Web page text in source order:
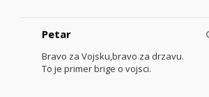
Petar
Bravo za Vojsku,bravo za drzavu.
To je primer brige o vojsci.